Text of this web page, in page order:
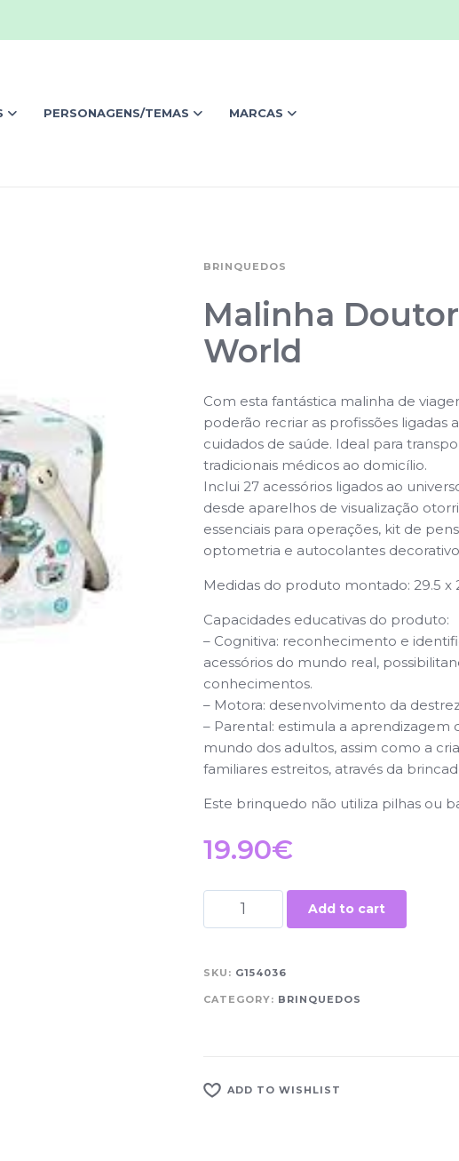
PERSONAGENS/TEMAS MARCAS
BRINQUEDOS
Malinha
World
Com esta fantástica malinha de
poderão recriar as profissões ligadas
cuidados de saúde. Ideal para
tradicionais médicos ao domicílio.
Inclui 27 acessórios ligados ao
desde aparelhos de visualização
essenciais para operações, kit de
optometria e autocolantes
Medidas do produto montado: 29.5 x
Capacidades educativas do produto:
– Cognitiva: reconhecimento e
acessórios do mundo real,
conhecimentos.
– Motora: desenvolvimento da
– Parental: estimula a aprendizagem
mundo dos adultos, assim como a
familiares estreitos, através da
Este brinquedo não utiliza pilhas ou
19.90€
Add to cart
SKU: G154036
CATEGORY: BRINQUEDOS
ADD TO WISHLIST